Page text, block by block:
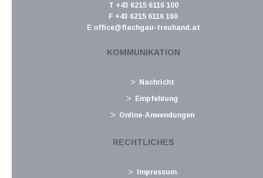
einzureichen . Seit Beginn 2011 wird ein Verstoß gegen die
Einhaltung der Offenlegungspflichten – dazu zählt...
durch die Erhöhung des Basiszinssatzes durch den EZB-Rat
Stundungs -, Aussetzungs - und Anspruchszinsen
T +43 6215 6116 100
F +43 6215 6116 160
E office@flachgau-treuhand.at
KOMMUNIKATION
Nachricht
Empfehlung
Online-Anwendungen
RECHTLICHES
Impressum